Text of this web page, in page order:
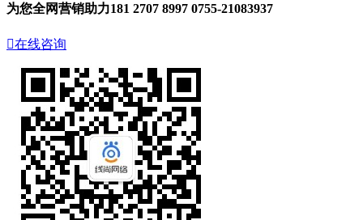
为您全网营销助力181 2707 8997 0755-21083937
在线咨询